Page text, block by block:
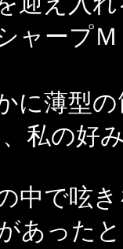
ャープＭ
に薄型
私の好
中で呟き
あった